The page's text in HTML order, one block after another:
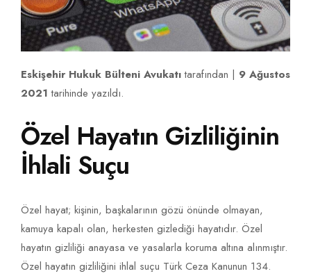
Eskişehir Hukuk Bülteni Avukatıtarafından | 9 Ağustos
2021 tarihinde yazıldı.
Özel Hayatın Gizliliğinin
İhlali Suçu
Özel hayat; kişinin, başkalarının gözü önünde olmayan,
kamuya kapalı olan, herkesten gizlediği hayatıdır. Özel
hayatın gizliliği anayasa ve yasalarla koruma altına alınmıştır.
Özel hayatın gizliliğini ihlal suçu Türk Ceza Kanunun 134.